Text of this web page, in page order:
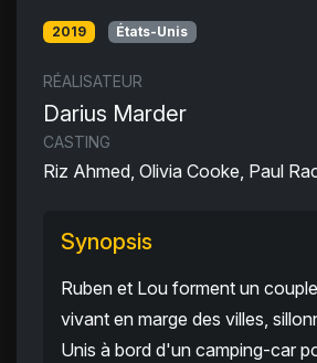
2019 États-Unis
RÉALISATEUR
Darius Marder
CASTING
Riz Ahmed, Olivia Cooke, Paul
Synopsis
Ruben et Lou forment un
vivant en marge des villes,
Unis à bord d'un camping-car